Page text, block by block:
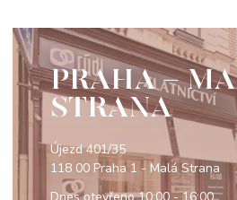
PRAHA -
STRANA
Újezd 401/35
118 00 Praha 1 - Malá Strana